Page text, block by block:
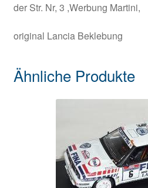
der Str. Nr, 3 ,Werbung Martini,
original Lancia Beklebung
Ähnliche Produkte